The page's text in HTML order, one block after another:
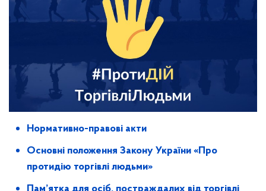
Нормативно-правові акти
Основні положення Закону України «Про
протидію торгівлі людьми»